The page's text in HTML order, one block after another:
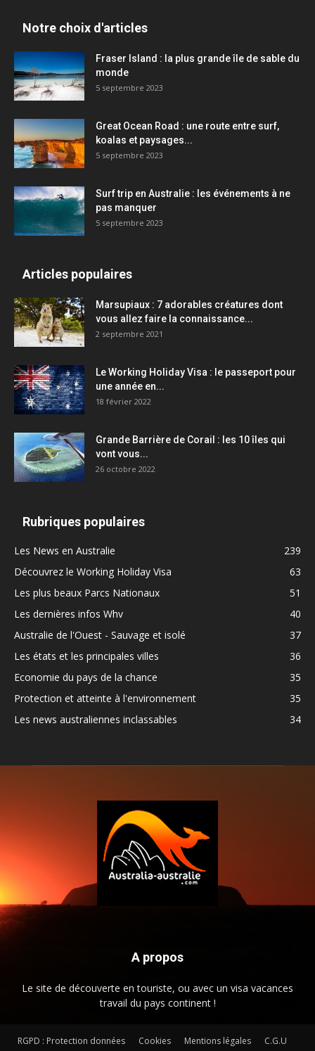
Notre choix d'articles
Fraser Island : la plus grande île de sable du
monde
5 septembre 2023
Great Ocean Road : une route entre surf,
koalas et paysages...
5 septembre 2023
Surf trip en Australie : les événements à ne
pas manquer
5 septembre 2023
Articles populaires
Marsupiaux : 7 adorables créatures dont
vous allez faire la connaissance...
2 septembre 2021
Le Working Holiday Visa : le passeport pour
une année en...
18 février 2022
Grande Barrière de Corail : les 10 îles qui
vont vous...
26 octobre 2022
Rubriques populaires
Les News en Australie
239
Découvrez le Working Holiday Visa
63
Les plus beaux Parcs Nationaux
51
Les dernières infos Whv
40
Australie de l'Ouest - Sauvage et isolé
37
Les états et les principales villes
36
Economie du pays de la chance
35
Protection et atteinte à l'environnement
35
Les news australiennes inclassables
34
A propos
Le site de découverte en touriste, ou avec un visa vacances
travail du pays continent !
RGPD : Protection données Cookies Mentions légales
C.G.U